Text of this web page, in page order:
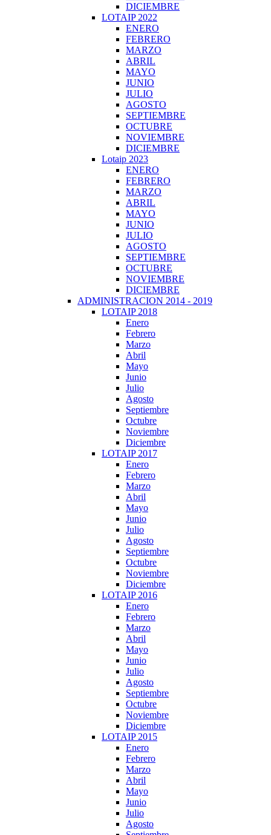
DICIEMBRE
LOTAIP 2022
ENERO
FEBRERO
MARZO
ABRIL
MAYO
JUNIO
JULIO
AGOSTO
SEPTIEMBRE
OCTUBRE
NOVIEMBRE
DICIEMBRE
Lotaip 2023
ENERO
FEBRERO
MARZO
ABRIL
MAYO
JUNIO
JULIO
AGOSTO
SEPTIEMBRE
OCTUBRE
NOVIEMBRE
DICIEMBRE
ADMINISTRACION 2014 - 2019
LOTAIP 2018
Enero
Febrero
Marzo
Abril
Mayo
Junio
Julio
Agosto
Septiembre
Octubre
Noviembre
Diciembre
LOTAIP 2017
Enero
Febrero
Marzo
Abril
Mayo
Junio
Julio
Agosto
Septiembre
Octubre
Noviembre
Diciembre
LOTAIP 2016
Enero
Febrero
Marzo
Abril
Mayo
Junio
Julio
Agosto
Septiembre
Octubre
Noviembre
Diciembre
LOTAIP 2015
Enero
Febrero
Marzo
Abril
Mayo
Junio
Julio
Agosto